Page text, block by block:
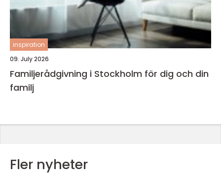
inspiration
09. July 2026
Familjerådgivning i Stockholm för dig och din
familj
Fler nyheter